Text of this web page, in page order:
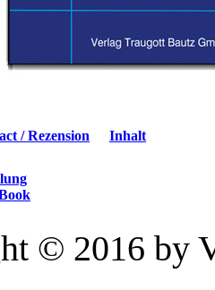
/ Rezension Inhalt
© 2016 by